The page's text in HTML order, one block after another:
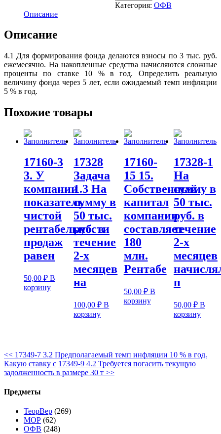
Категория: ОФВ
Описание
Описание
4.1 Для формирования фонда делаются взносы по 3 тыс. руб.
ежемесячно. На накопленные средства начисляются сложные
проценты по ставке 10 % в год. Определить реальную
величину фонда через 5 лет, если ожидаемый темп инфляции
5 % в год.
Похожие товары
17160-3
3. У
компании
показатель
чистой
рентабельности
продаж
равен
50,00 ₽ В
корзину
17328
Задача
1.3 На
сумму в
50 тыс.
руб. в
течение
2-х
месяцев
на
100,00₽ В
корзину
17160-
15 15.
Собственный
капитал
компании
составляет
180
млн.
Рентабе
50,00 ₽ В
корзину
17328-1
На
сумму в
50 тыс.
руб. в
течение
2-х
месяцев
п
50,00 ₽ В
корзину
<< 17349-7 3.2 Предполагаемый темп инфляции 10 % в год.
Какую ставку с 17349-9 4.2 Требуется погасить текущую
задолженность в размере 30 т >>
Предметы
ТеорВер (269)
МОР (62)
ОФВ (248)